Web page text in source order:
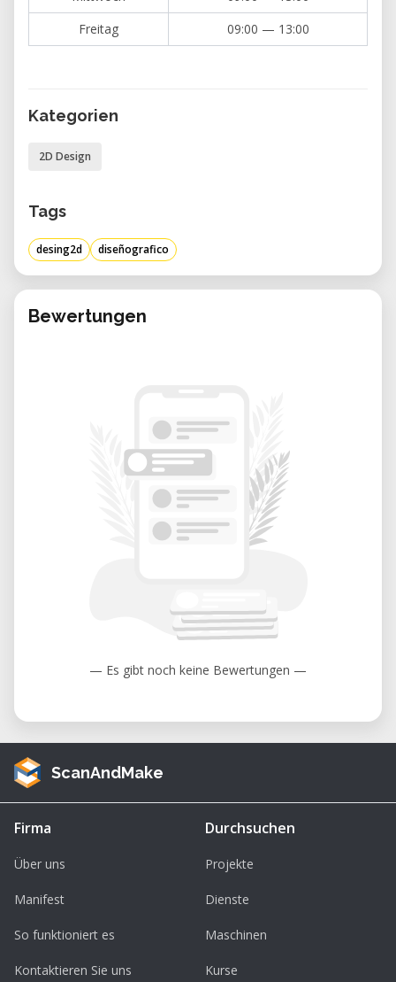
Freitag
09:00 — 13:00
Kategorien
2D Design
Tags
desing2d diseñografico
Bewertungen
— Es gibt noch keine Bewertungen —
ScanAndMake
Firma
Über uns
Manifest
So funktioniert es
Kontaktieren Sie uns
Durchsuchen
Projekte
Dienste
Maschinen
Kurse